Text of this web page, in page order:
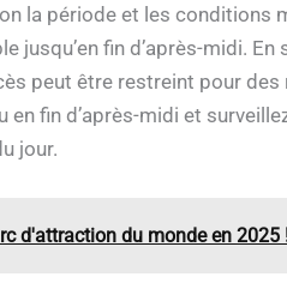
la période et les conditions
fin d’après-midi. En
peut être restreint pour
fin d’après-midi et
jour.
d'attraction du monde en 2025